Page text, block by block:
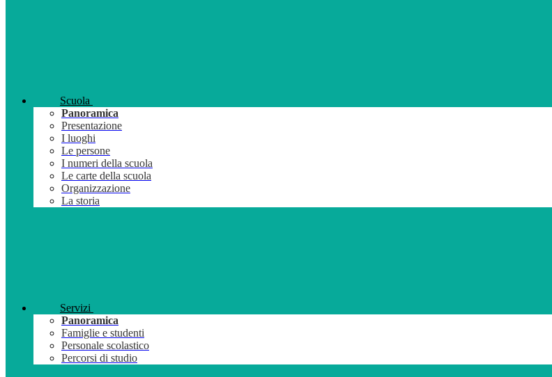
Scuola
Panoramica
Presentazione
I luoghi
Le persone
I numeri della scuola
Le carte della scuola
Organizzazione
La storia
Servizi
Panoramica
Famiglie e studenti
Personale scolastico
Percorsi di studio